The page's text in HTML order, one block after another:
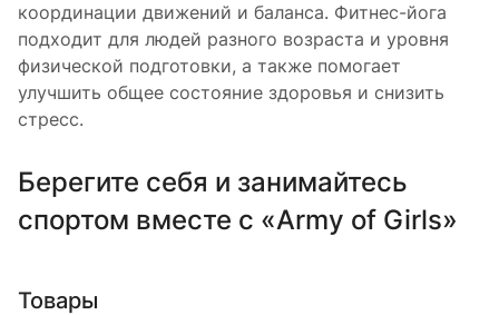
координации движений и баланса. Фитнес-йога
подходит для людей разного возраста и уровня
физической подготовки, а также помогает
улучшить общее состояние здоровья и снизить
стресс.
Берегите себя и занимайтесь
спортом вместе с «Army of Girls»
Товары